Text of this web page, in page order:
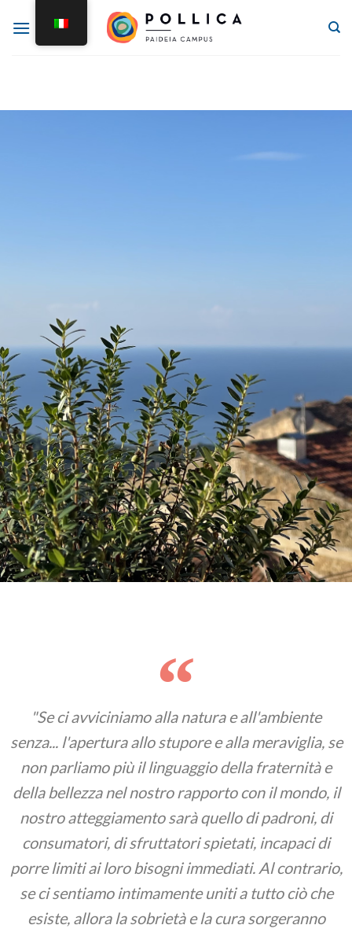
"Se ci avviciniamo alla natura e all'ambiente
senza... l'apertura allo stupore e alla meraviglia, se
non parliamo più il linguaggio della fraternità e
della bellezza nel nostro rapporto con il mondo, il
nostro atteggiamento sarà quello di padroni, di
consumatori, di sfruttatori spietati, incapaci di
porre limiti ai loro bisogni immediati. Al contrario,
se ci sentiamo intimamente uniti a tutto ciò che
esiste, allora la sobrietà e la cura sorgeranno